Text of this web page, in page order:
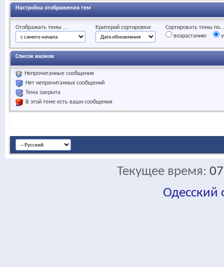
Настройка отображения тем
Отображать темы ... Критерий сортировки:
Сортировать темы по...
возрастанию
Список иконок
Непрочитанные сообщения
Нет непрочитанных сообщений
Тема закрыта
В этой теме есть ваши сообщения
Текущее время:
Одесский